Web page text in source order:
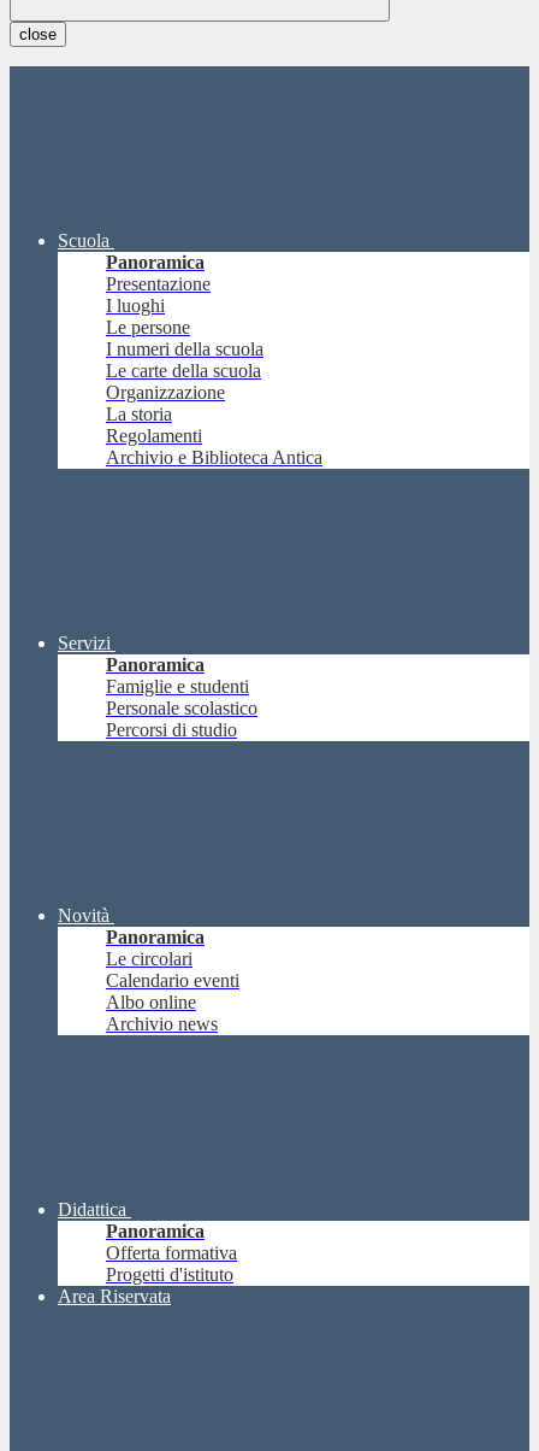
close
Scuola
Panoramica
Presentazione
I luoghi
Le persone
I numeri della scuola
Le carte della scuola
Organizzazione
La storia
Regolamenti
Archivio e Biblioteca Antica
Servizi
Panoramica
Famiglie e studenti
Personale scolastico
Percorsi di studio
Novità
Panoramica
Le circolari
Calendario eventi
Albo online
Archivio news
Didattica
Panoramica
Offerta formativa
Progetti d'istituto
Area Riservata